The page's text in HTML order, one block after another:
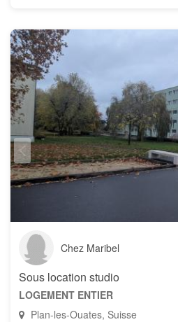
Chez Maribel
Sous location studio
LOGEMENT ENTIER
Plan-les-Ouates, Suisse